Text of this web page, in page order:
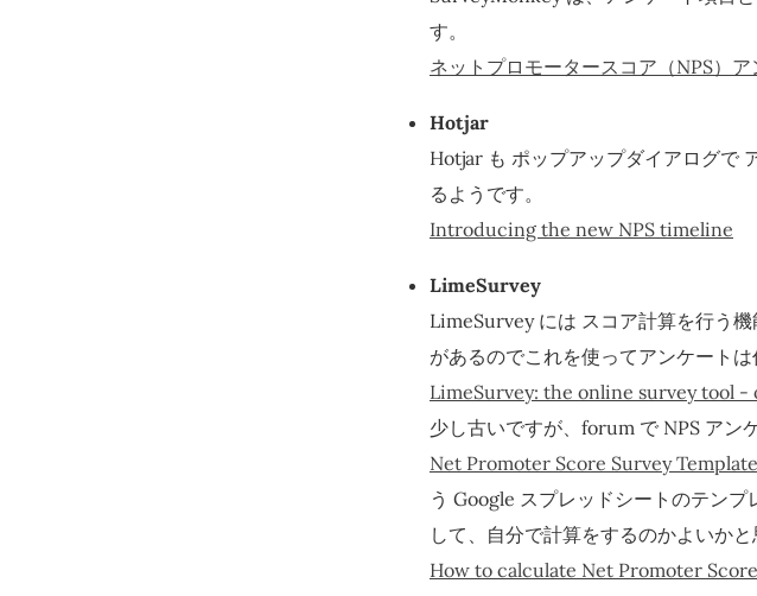
す。
ネットプロモータースコア（NPS）
Hotjar
Hotjar も ポップアップダイアログで
るようです。
Introducing the new NPS timeline
LimeSurvey
LimeSurvey には スコア計算を行う
があるのでこれを使ってアンケートは
LimeSurvey: the online survey tool -
少し古いですが、forum で NPS アン
Net Promoter Score Survey
う Google スプレッドシートのテン
して、自分で計算をするのかよいかと
How to calculate Net Promoter